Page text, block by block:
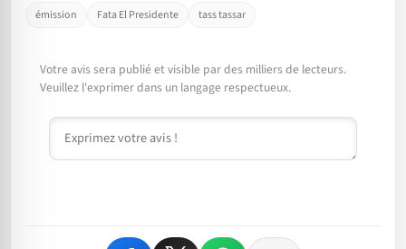
émission Fata El Presidente tass tassar
Votre avis sera publié et visible par des milliers de lecteurs.
Veuillez l'exprimer dans un langage respectueux.
Commentaire